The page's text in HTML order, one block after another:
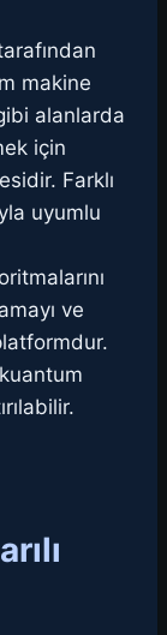
makine
alanlarda
için
Farklı
uyumlu
ve
kuantum